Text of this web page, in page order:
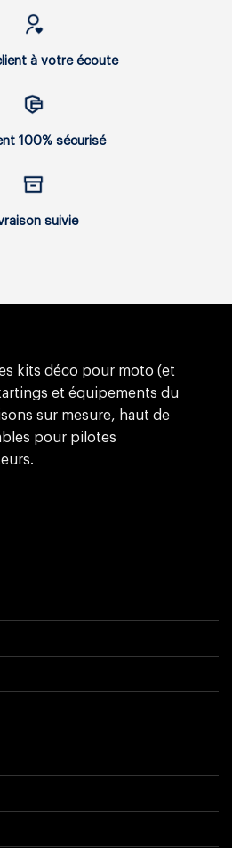
à votre écoute
100% sécurisé
suivie
kits déco pour moto (et
et équipements du
sur mesure, haut de
pour pilotes